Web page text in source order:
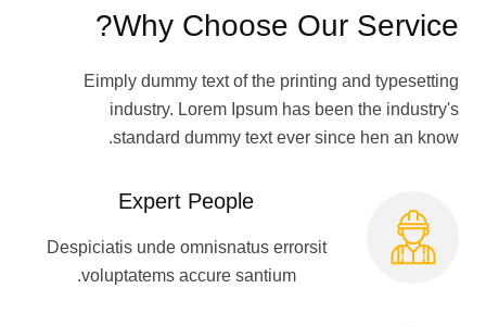
Why Choose Our Service?
Eimply dummy text of the printing and typesetting
industry. Lorem Ipsum has been the industry's
standard dummy text ever since hen an know.
Expert People
Despiciatis unde omnisnatus errorsit
voluptatems accure santium.